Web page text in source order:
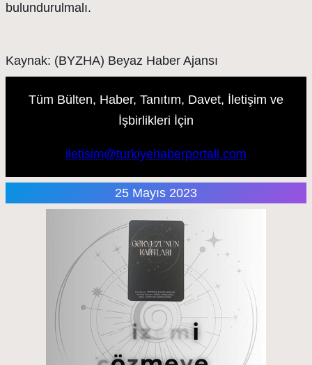
bulundurulmalı.
Kaynak: (BYZHA) Beyaz Haber Ajansı
Tüm Bülten, Haber, Tanıtım, Davet, İletişim ve
İşbirlikleri İçin
iletisim@turkiyehaberportali.com
25 Mayıs 2023